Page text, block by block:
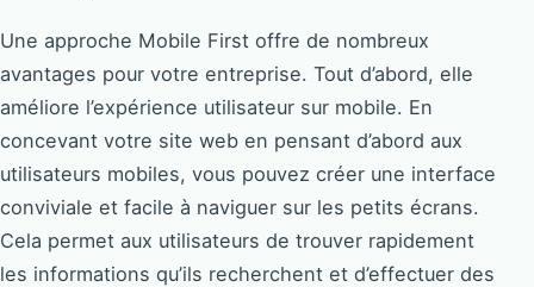
Une approche Mobile First offre de nombreux
avantages pour votre entreprise. Tout d’abord, elle
améliore l’expérience utilisateur sur mobile. En
concevant votre site web en pensant d’abord aux
utilisateurs mobiles, vous pouvez créer une interface
conviviale et facile à naviguer sur les petits écrans.
Cela permet aux utilisateurs de trouver rapidement
les informations qu’ils recherchent et d’effectuer des